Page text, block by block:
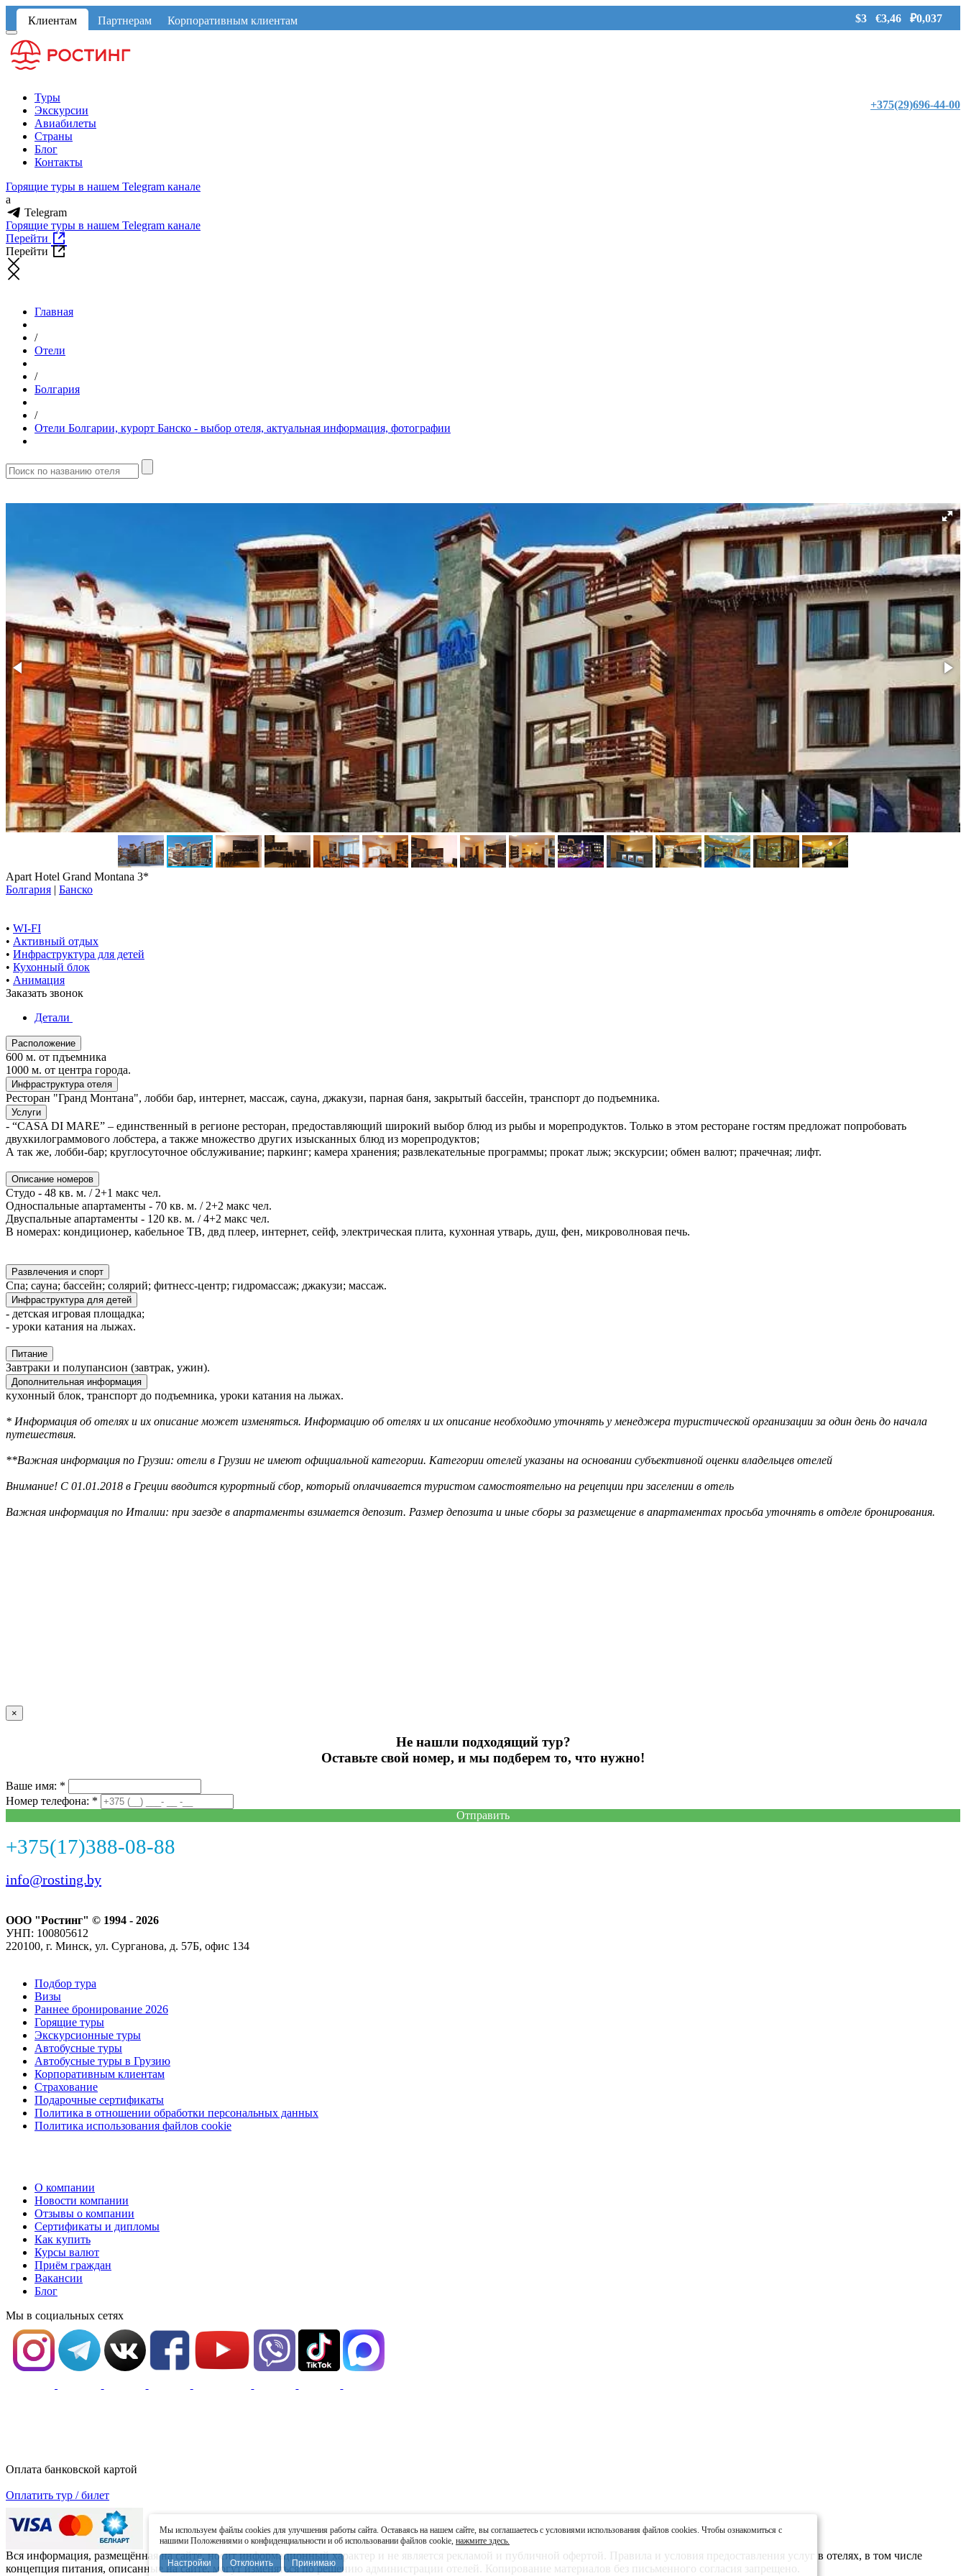
Мы используем файлы cookies для улучшения работы сайта. Оставаясь на нашем сайте, вы соглашаетесь с условиями использования файлов cookies. Чтобы ознакомиться с
нашими Положениями о конфиденциальности и об использовании файлов cookie, нажмите здесь.
Настройки Отклонить Принимаю
Клиентам Партнерам Корпоративным клиентам $3 €3,46 ₽0,037
+375(29)696-44-00
Туры
Экскурсии
Авиабилеты
Страны
Блог
Контакты
Горящие туры в нашем Telegram канале
a
Telegram
Горящие туры в нашем Telegram канале
Перейти
Перейти
Главная
/
Отели
/
Болгария
/
Отели Болгарии, курорт Банско - выбор отеля, актуальная информация, фотографии
Apart Hotel Grand Montana 3*
Болгария | Банско
• WI-FI
• Активный отдых
• Инфраструктура для детей
• Кухонный блок
• Анимация
Заказать звонок
Детали
Расположение
600 м. от пдъемника
1000 м. от центра города.
Инфраструктура отеля
Ресторан "Гранд Монтана", лобби бар, интернет, массаж, сауна, джакузи, парная баня, закрытый бассейн, транспорт до подъемника.
Услуги
- “CASA DI MARE” – единственный в регионе ресторан, предоставляющий широкий выбор блюд из рыбы и морепродуктов. Только в этом ресторане гостям предложат попробовать
двухкилограммового лобстера, а также множество других изысканных блюд из морепродуктов;
А так же, лобби-бар; круглосуточное обслуживание; паркинг; камера хранения; развлекательные программы; прокат лыж; экскурсии; обмен валют; прачечная; лифт.
Описание номеров
Студо - 48 кв. м. / 2+1 макс чел.
Односпальные апартаменты - 70 кв. м. / 2+2 макс чел.
Двуспальные апартаменты - 120 кв. м. / 4+2 макс чел.
В номерах: кондиционер, кабельное ТВ, двд плеер, интернет, сейф, электрическая плита, кухонная утварь, душ, фен, микроволновая печь.
Развлечения и спорт
Спа; сауна; бассейн; солярий; фитнесс-центр; гидромассаж; джакузи; массаж.
Инфраструктура для детей
- детская игровая площадка;
- уроки катания на лыжах.
Питание
Завтраки и полупансион (завтрак, ужин).
Дополнительная информация
кухонный блок, транспорт до подъемника, уроки катания на лыжах.
* Информация об отелях и их описание может изменяться. Информацию об отелях и их описание необходимо уточнять у менеджера туристической организации за один день до начала
путешествия.
**Важная информация по Грузии: отели в Грузии не имеют официальной категории. Категории отелей указаны на основании субъективной оценки владельцев отелей
Внимание! С 01.01.2018 в Греции вводится курортный сбор, который оплачивается туристом самостоятельно на рецепции при заселении в отель
Важная информация по Италии: при заезде в апартаменты взимается депозит. Размер депозита и иные сборы за размещение в апартаментах просьба уточнять в отделе бронирования.
×
Не нашли подходящий тур?
Оставьте свой номер, и мы подберем то, что нужно!
Ваше имя: *
Номер телефона: *
Отправить
+375(17)388-08-88
info@rosting.by
ООО "Ростинг" © 1994 - 2026
УНП: 100805612
220100, г. Минск, ул. Сурганова, д. 57Б, офис 134
Подбор тура
Визы
Раннее бронирование 2026
Горящие туры
Экскурсионные туры
Автобусные туры
Автобусные туры в Грузию
Корпоративным клиентам
Страхование
Подарочные сертификаты
Политика в отношении обработки персональных данных
Политика использования файлов cookie
О компании
Новости компании
Отзывы о компании
Сертификаты и дипломы
Как купить
Курсы валют
Приём граждан
Вакансии
Блог
Мы в социальных сетях
Оплата банковской картой
Оплатить тур / билет
Вся информация, размещённая на сайте, носит информационный характер и не является рекламой и публичной офертой. Правила и условия предоставления услуг в отелях, в том числе
концепция питания, описанные на сайте, могут изменяться по решению администрации отелей. Копирование материалов без письменного согласия запрещено.